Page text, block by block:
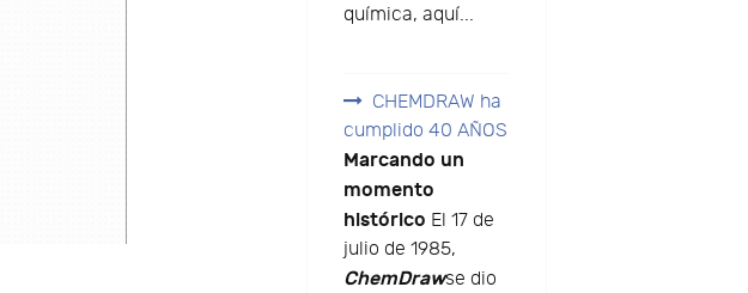
química, aquí...
CHEMDRAW ha
cumplido 40 AÑOS
Marcando un
momento
histórico El 17 de
julio de 1985,
ChemDrawse dio